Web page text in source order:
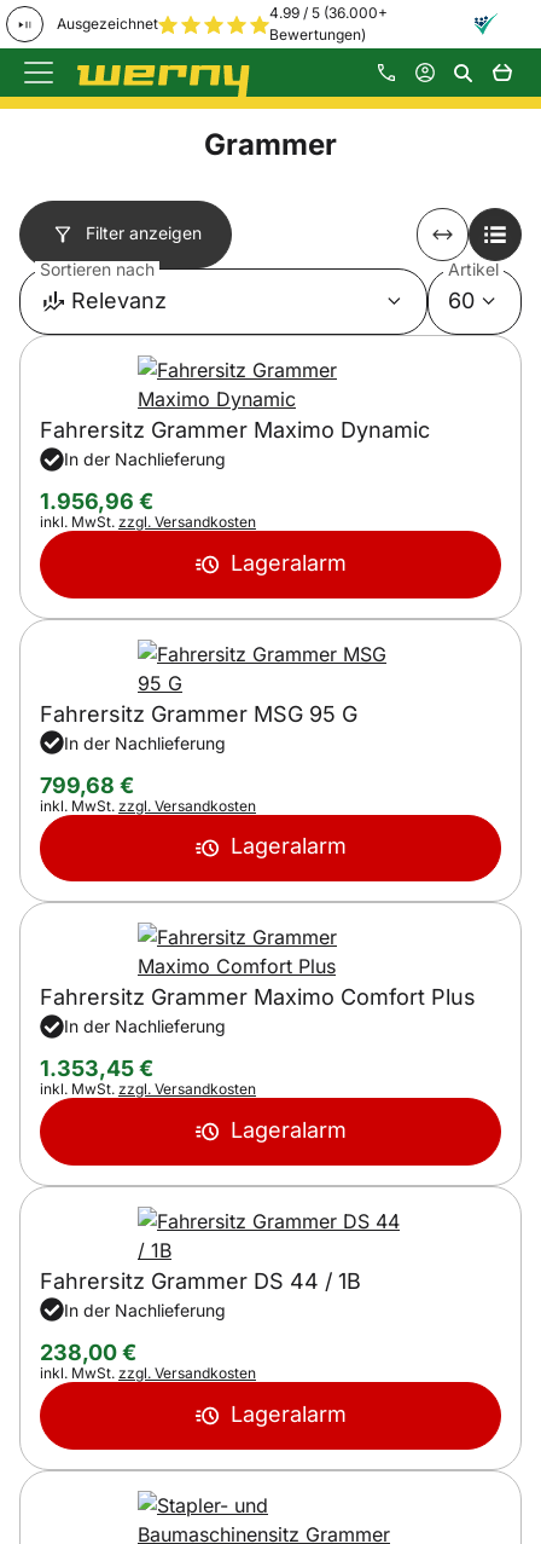
Ausgezeichnet
4.99 / 5 (36.000+
Bewertungen)
Zum Hauptinhalt springen
Grammer
Filter anzeigen
Sortieren nach
Relevanz
Artikel
60
Fahrersitz Grammer Maximo Dynamic
In der Nachlieferung
1.956,96 €
Steuerhinweis:
inkl. MwSt. zzgl. Versandkosten
Lageralarm
Fahrersitz Grammer MSG 95 G
In der Nachlieferung
799,68 €
Steuerhinweis:
inkl. MwSt. zzgl. Versandkosten
Lageralarm
Fahrersitz Grammer Maximo Comfort Plus
In der Nachlieferung
1.353,45€
Steuerhinweis:
inkl. MwSt. zzgl. Versandkosten
Lageralarm
Fahrersitz Grammer DS 44 / 1B
In der Nachlieferung
238,00€
Steuerhinweis:
inkl. MwSt. zzgl. Versandkosten
Lageralarm